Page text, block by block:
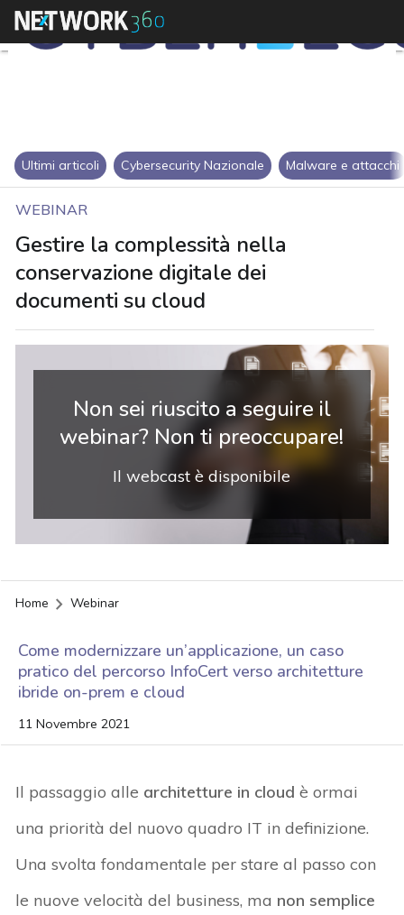
Ultimi articoli Cybersecurity Nazionale Malware e attacchi
WEBINAR
Gestire la complessità nella
conservazione digitale dei
documenti su cloud
Non sei riuscito a seguire il
webinar? Non ti preoccupare!
Il webcast è disponibile
Home Webinar
Come modernizzare un’applicazione, un caso
pratico del percorso InfoCert verso architetture
ibride on-prem e cloud
11 Novembre 2021
Il passaggio alle architetture in cloud è ormai
una priorità del nuovo quadro IT in definizione.
Una svolta fondamentale per stare al passo con
le nuove velocità del business, ma non semplice